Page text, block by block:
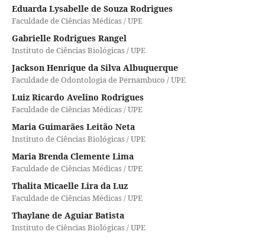
Eduarda Lysabelle de Souza Rodrigues
Faculdade de Ciências Médicas / UPE
Gabrielle Rodrigues Rangel
Instituto de Ciências Biológicas / UPE
Jackson Henrique da Silva Albuquerque
Faculdade de Odontologia de Pernambuco / UPE
Luiz Ricardo Avelino Rodrigues
Faculdade de Ciências Médicas / UPE
Maria Guimarães Leitão Neta
Instituto de Ciências Biológicas / UPE
Maria Brenda Clemente Lima
Faculdade de Ciências Médicas / UPE
Thalita Micaelle Lira da Luz
Faculdade de Ciências Médicas / UPE
Thaylane de Aguiar Batista
Instituto de Ciências Biológicas / UPE